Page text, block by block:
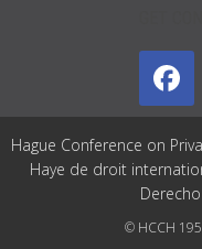
Hague Conference on
Haye de droit
© HCCH